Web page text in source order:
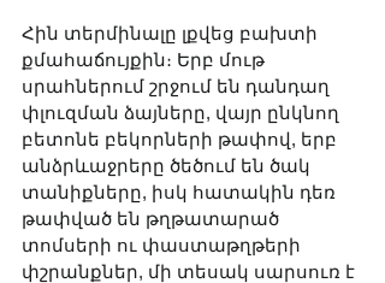
Հին տերմինալը լքվեց բախտի
քմահաճույքին։ Երբ մութ
սրահներում շրջում են դանդաղ
փլուզման ձայները, վայր ընկնող
բետոնե բեկորների թափով, երբ
անձրևաջրերը ծեծում են ծակ
տանիքները, իսկ հատակին դեռ
թափված են թղթատարած
տոմսերի ու փաստաթղթերի
փշրանքներ, մի տեսակ սարսուռ է